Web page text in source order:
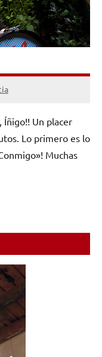
Íñigo!! Un placer
Lo primero es lo
Muchas